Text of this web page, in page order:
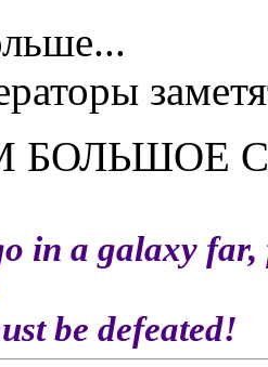
БОЛЬШОЕ
in a galaxy far,
be defeated!